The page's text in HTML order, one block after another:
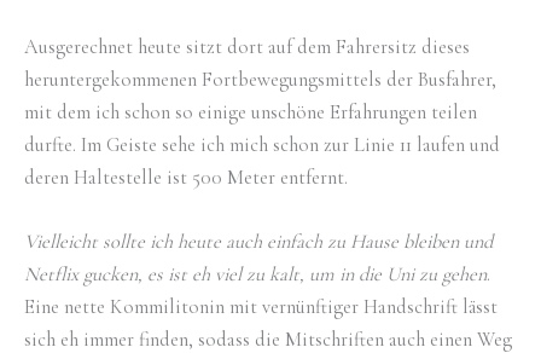
Ausgerechnet heute sitzt dort auf dem Fahrersitz dieses
heruntergekommenen Fortbewegungsmittels der Busfahrer,
mit dem ich schon so einige unschöne Erfahrungen teilen
durfte. Im Geiste sehe ich mich schon zur Linie 11 laufen und
deren Haltestelle ist 500 Meter entfernt.
Vielleicht sollte ich heute auch einfach zu Hause bleiben und
Netflix gucken, es ist eh viel zu kalt, um in die Uni zu gehen.
Eine nette Kommilitonin mit vernünftiger Handschrift lässt
sich eh immer finden, sodass die Mitschriften auch einen Weg